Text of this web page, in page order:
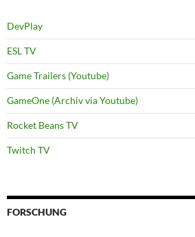
DevPlay
ESL TV
Game Trailers (Youtube)
GameOne (Archiv via Youtube)
Rocket Beans TV
Twitch TV
FORSCHUNG